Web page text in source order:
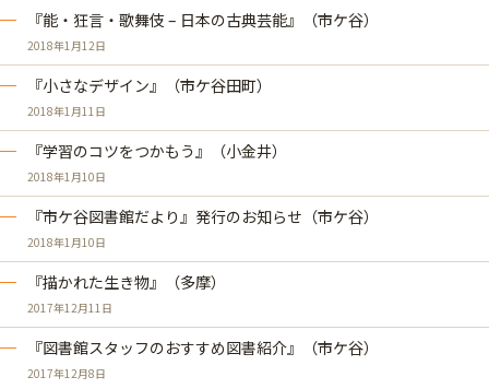
『能・狂言・歌舞伎 – 日本の古典芸能』（市ケ谷）
2018年1月12日
『小さなデザイン』（市ケ谷田町）
2018年1月11日
『学習のコツをつかもう』（小金井）
2018年1月10日
『市ケ谷図書館だより』発行のお知らせ（市ケ谷）
2018年1月10日
『描かれた生き物』（多摩）
2017年12月11日
『図書館スタッフのおすすめ図書紹介』（市ケ谷）
2017年12月8日